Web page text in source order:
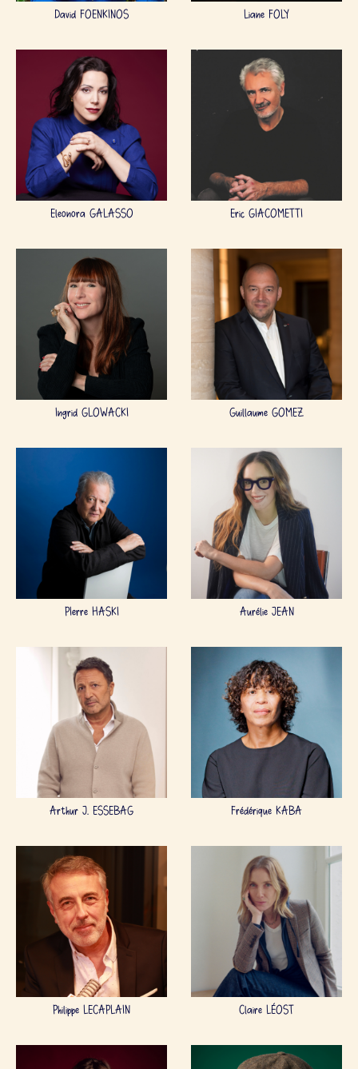
David FOENKINOS Liane FOLY
Eleonora GALASSO Eric GIACOMETTI
Ingrid GLOWACKI Guillaume GOMEZ
PIerre HASKI Aurélie JEAN
Arthur J. ESSEBAG Frédérique KABA
Philippe LECAPLAIN Claire LÉOST